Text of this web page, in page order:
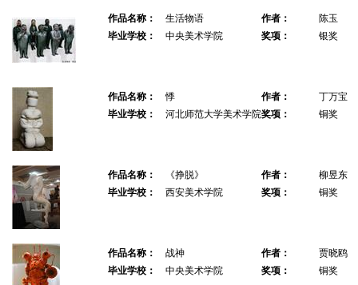
作品名称： 生活物语 作者：
陈玉
毕业学校：
中央美术学院 奖项： 银奖
作品名称： 悸 作者：
丁万宝
毕业学校：
河北师范大学美术学院奖项： 铜奖
作品名称： 《挣脱》 作者：
柳昱东
毕业学校：
西安美术学院 奖项： 铜奖
作品名称： 战神 作者：
贾晓鸥
毕业学校：
中央美术学院 奖项： 铜奖